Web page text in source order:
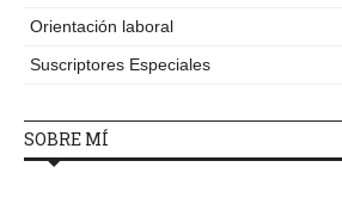
Orientación laboral
Suscriptores Especiales
SOBRE MÍ